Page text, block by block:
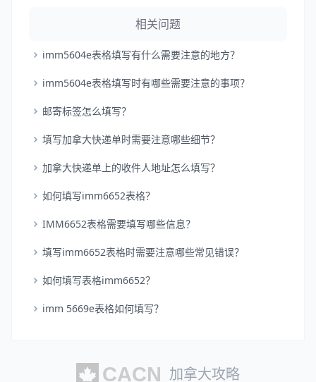
相关问题
imm5604e表格填写有什么需要注意的地方？
imm5604e表格填写时有哪些需要注意的事项？
邮寄标签怎么填写？
填写加拿大快递单时需要注意哪些细节？
加拿大快递单上的收件人地址怎么填写？
如何填写imm6652表格？
IMM6652表格需要填写哪些信息？
填写imm6652表格时需要注意哪些常见错误？
如何填写表格imm6652？
imm 5669e表格如何填写？
加拿大攻略